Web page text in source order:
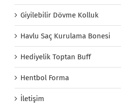
Giyilebilir Dövme Kolluk
Havlu Saç Kurulama Bonesi
Hediyelik Toptan Buff
Hentbol Forma
İletişim